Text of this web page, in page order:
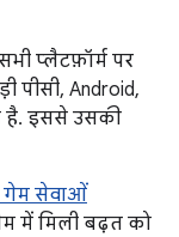
प्लैटफ़ॉर्म पर
पीसी, Android,
है. इससे उसकी
गेम सेवाओं
में मिली बढ़त को